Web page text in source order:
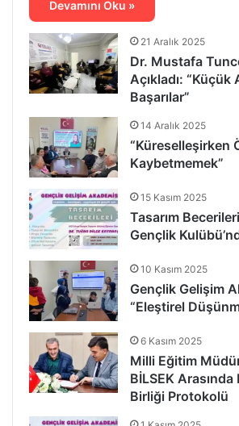
Devamını Oku »
21 Aralık 2025
Dr. Mustafa
Açıkladı: “Küçük
Başarılar”
14 Aralık 2025
“Küreselleşirken
Kaybetmemek”
15 Kasım 2025
Tasarım
Gençlik
10 Kasım 2025
Gençlik Gelişim
“Eleştirel
6 Kasım 2025
Milli Eğitim
BİLSEK Arasında
Birliği Protokolü